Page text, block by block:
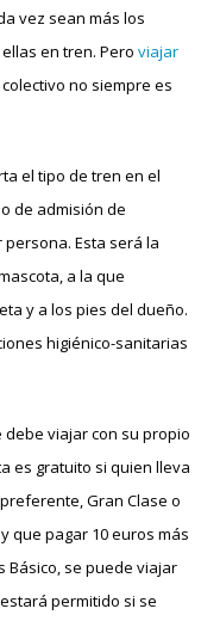
vez sean más los
en tren. Pero viajar
no siempre es
el tipo de tren en el
de admisión de
Esta será la
a la que
y a los pies del dueño.
higiénico-sanitarias
debe viajar con su propio
es gratuito si quien lleva
Gran Clase o
que pagar 10 euros más
Básico, se puede viajar
permitido si se